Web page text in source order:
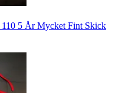
5 År Mycket Fint Skick